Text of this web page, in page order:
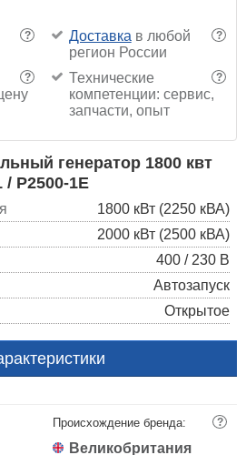
? ?
Доставка в любой
регион России
? ?
Технические
компетенции: сервис,
запчасти, опыт
генератор 1800 квт
/ P2500-1E
1800 кВт (2250 кВА)
2000 кВт (2500 кВА)
400 / 230 В
Автозапуск
Открытое
Происхождение бренда: ?
Великобритания